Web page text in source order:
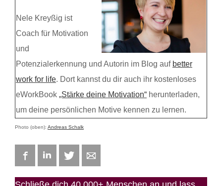
Nele Kreyßig ist
Coach für Motivation
und
Potenzialerkennung und Autorin im Blog auf better
work for life. Dort kannst du dir auch ihr kostenloses
eWorkBook „Stärke deine Motivation“ herunterladen,
um deine persönlichen Motive kennen zu lernen.
Photo (oben): Andreas Schalk
FacebookLinkedIn Twitter